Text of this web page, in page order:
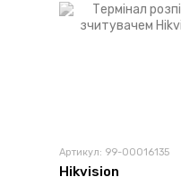
Артикул: 99-00016135
Hikvision